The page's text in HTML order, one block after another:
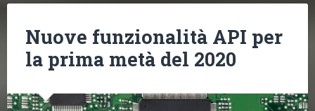
Nuove funzionalità API per
la prima metà del 2020